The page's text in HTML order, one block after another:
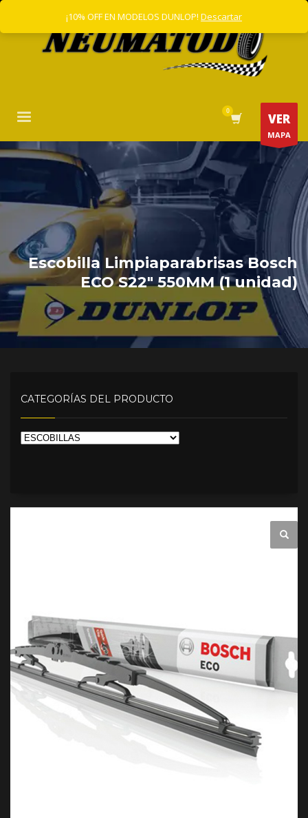
VER
MAPA
Escobilla Limpiaparabrisas Bosch
ECO S22″ 550MM (1 unidad)
CATEGORÍAS DEL PRODUCTO
¡10% OFF EN MODELOS DUNLOP! Descartar